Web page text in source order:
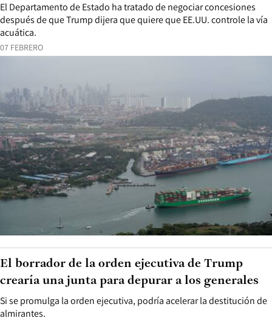
07 FEBRERO
El Departamento de Estado ha tratado de negociar concesiones
después de que Trump dijera que quiere que EE.UU. controle la vía
acuática.
Si se promulga la orden ejecutiva, podría acelerar la destitución de
almirantes.
El borrador de la orden ejecutiva de Trump
crearía una junta para depurar a los generales